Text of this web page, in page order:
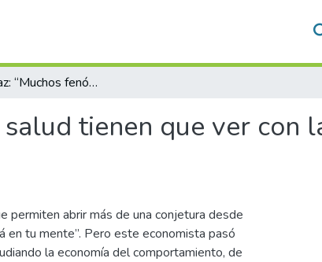
Martín Tetaz: “Muchos fenómenos de la salud tienen que ver con la economía del comportamiento”
tienen que ver con
permiten abrir más de una conjetura desde
en tu mente”. Pero este economista pasó
la economía del comportamiento, de